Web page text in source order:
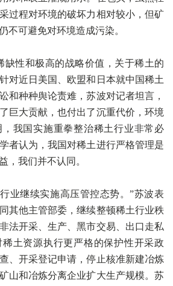
过程对环境的破坏力相对较小，但矿
不可避免对环境造成污染。
缺性和极高的战略价值，关于稀土的
对近日美国、欧盟和日本就中国稀土
和种种舆论责难，苏波对记者坦言，
巨大贡献，也付出了沉重代价，环境
我国实施重拳整治稀土行业非常必
者认为，我国对稀土进行严格管理是
，我们并不认同。
业继续实施高压管控态势。”苏波表
其他主管部委，继续整顿稀土行业秩
法开采、生产、黑市交易、出口走私
土资源执行更严格的保护性开采政
、开采登记申请，停止核准新建冶炼
山和冶炼分离企业扩大生产规模。苏